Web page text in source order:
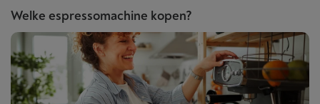
Welke espressomachine kopen?